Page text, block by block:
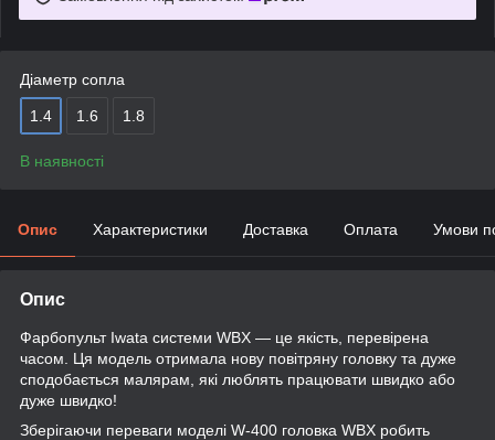
Діаметр сопла
1.4 1.6 1.8
В наявності
Опис Характеристики Доставка Оплата Умови
Опис
Фарбопульт Iwata системи WBX — це якість, перевірена
часом. Ця модель отримала нову повітряну головку та дуже
сподобається малярам, які люблять працювати швидко або
дуже швидко!
Зберігаючи переваги моделі W-400 головка WBX робить